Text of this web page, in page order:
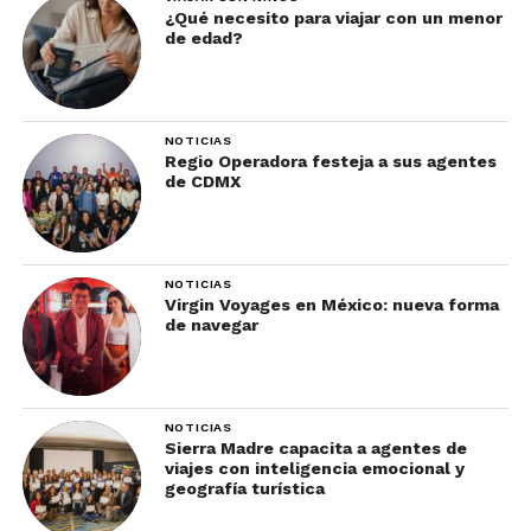
Alturas
País: Taiwán | Inicio de operaciones: 1989
Relativamente joven, pero con un espíritu que
desafía los tiempos,EVA Air
reputación sobre la base de un servicio impecable
y una atención al detalle que resuena en cada
rincón de su cabina económica. Aquí, el viajero
encuentra más que un asiento; descubre un rincón
de paz en el caos del cielo, donde cada aspecto ha
sido diseñado para deleitar y satisfacer.
6. ANA All Nippon Airways:
Tecnología y Calidez en
Perfecta Armonía
¿Qué necesito para viajar con un menor
de edad?
NOTICIAS
Regio Operadora festeja a sus agentes
de CDMX
NOTICIAS
Virgin Voyages en México: nueva forma
de navegar
NOTICIAS
Sierra Madre capacita a agentes de
viajes con inteligencia emocional y
geografía turística